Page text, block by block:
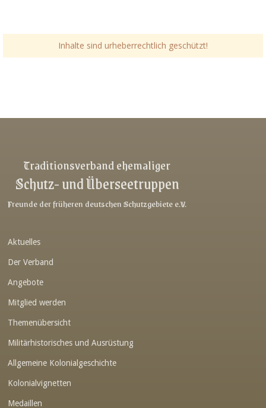
Inhalte sind urheberrechtlich geschützt!
Link-v-z
Link-v-z
Link-v-z
Link-v-z
Link-v-z
Link-v-z
Link-v-z
Link-v-z
Traditionsverband ehemaliger
Schutz- und Überseetruppen
Freunde der früheren deutschen Schutzgebiete e.V.
Aktuelles
Der Verband
Angebote
Mitglied werden
Themenübersicht
Militärhistorisches und Ausrüstung
Allgemeine Kolonialgeschichte
Kolonialvignetten
Medaillen